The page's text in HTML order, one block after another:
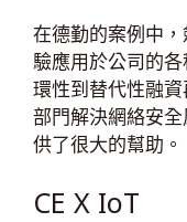
在德勤的案例中
驗應用於公司的
環性到替代性融
部門解決網絡安
供了很大的幫助。
CE X IoT